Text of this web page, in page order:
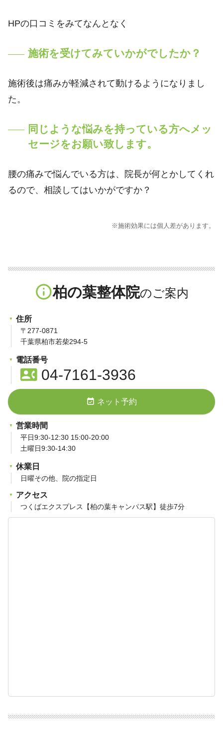
HPの口コミをみてなんとなく
施術を受けてみていかがでしたか？
施術後は痛みが軽減されて動けるようになりまし
た。
同じような悩みを持っている方へメッ
セージをお願い致します。
腰の痛みで悩んでいる方は、院長が何とかしてくれ
るので、相談してはいかがですか？
※施術効果には個人差があります。
info_outline柏の葉整体院
住所
〒277-0871
千葉県柏市若柴294-5
電話番号
contact_phone04-7161-3936
event_available ネット予約
営業時間
平日9:30-12:30 15:00-20:00
土曜日9:30-14:30
休業日
日曜その他、院の指定日
アクセス
つくばエクスプレス【柏の葉キャンパス駅】徒歩7分